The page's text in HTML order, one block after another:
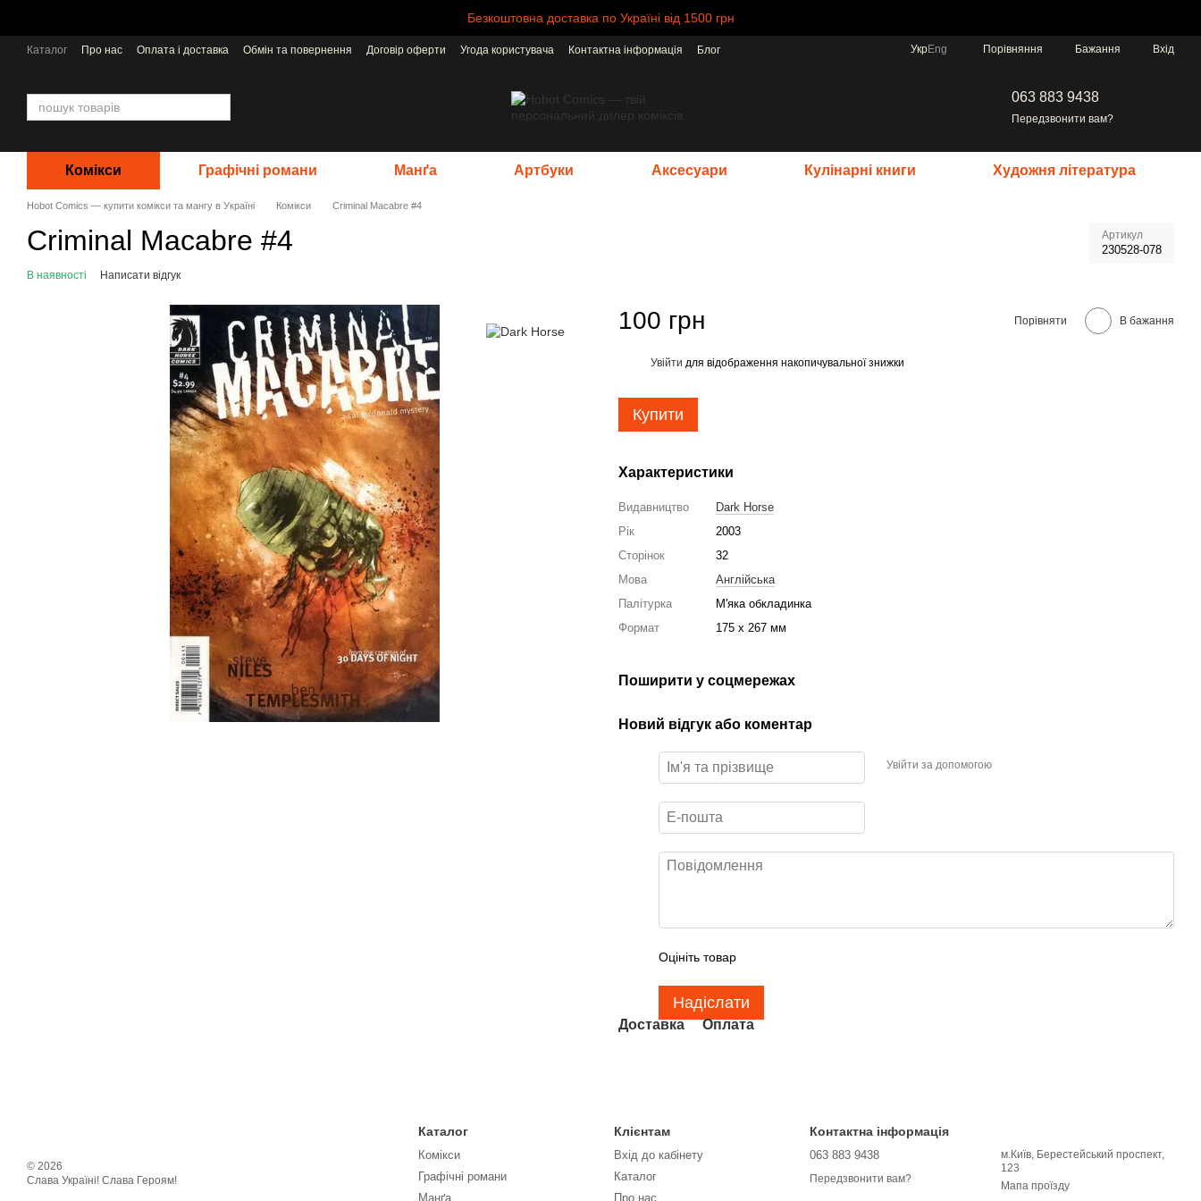
Безкоштовна доставка по Україні від 1500 грн
Каталог Про нас Оплата і доставка Обмін та повернення Договір оферти Угода користувача Контактна інформація
Блог
УкрEng Порівняння Бажання Вхід
063 883 9438
Передзвонити вам?
Комікси Графічні романи Манґа Артбуки Аксесуари Кулінарні книги Художня література
Hobot Comics — купити комікси та мангу в Україні Комікси Criminal Macabre #4
Criminal Macabre #4 Артикул
230528-078
В наявності Написати відгук
100 грн Порівняти В бажання
Увійти для відображення накопичувальної знижки
Купити
Характеристики
Видавництво
Dark Horse
Рік
2003
Сторінок
32
Мова
Англійська
Палітурка
М'яка обкладинка
Формат
175 x 267 мм
Поширити у соцмережах
Новий відгук або коментар
Увійти за допомогою
Оцініть товар
Надіслати
Доставка Оплата
© 2026
Слава Україні! Слава Героям!
Каталог
Комікси
Графічні романи
Манґа
Клієнтам
Вхід до кабінету
Каталог
Про нас
Контактна інформація
063 883 9438
Передзвонити вам?
м.Київ, Берестейський проспект,
123
Мапа проїзду